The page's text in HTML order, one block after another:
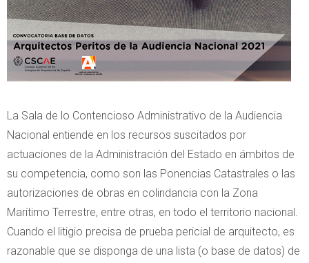
La Sala de lo Contencioso Administrativo de la Audiencia
Nacional entiende en los recursos suscitados por
actuaciones de la Administración del Estado en ámbitos de
su competencia, como son las Ponencias Catastrales o las
autorizaciones de obras en colindancia con la Zona
Marítimo Terrestre, entre otras, en todo el territorio nacional.
Cuando el litigio precisa de prueba pericial de arquitecto, es
razonable que se disponga de una lista (o base de datos) de